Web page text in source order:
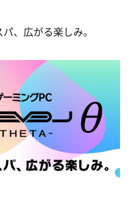
、広がる楽しみ。